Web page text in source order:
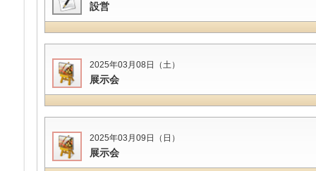
設営
2025年03月08日（土）
展示会
2025年03月09日（日）
展示会